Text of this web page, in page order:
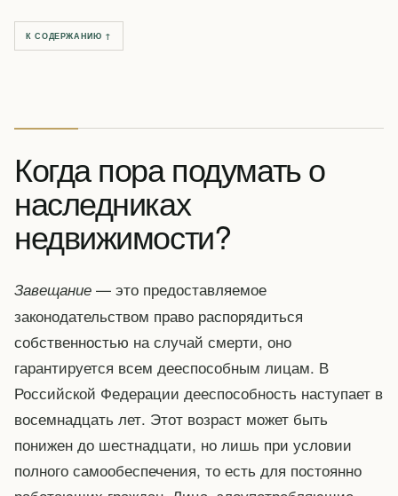
К СОДЕРЖАНИЮ ↑
Когда пора подумать о
наследниках
недвижимости?
Завещание — это предоставляемое
законодательством право распорядиться
собственностью на случай смерти, оно
гарантируется всем дееспособным лицам. В
Российской Федерации дееспособность наступает в
восемнадцать лет. Этот возраст может быть
понижен до шестнадцати, но лишь при условии
полного самообеспечения, то есть для постоянно